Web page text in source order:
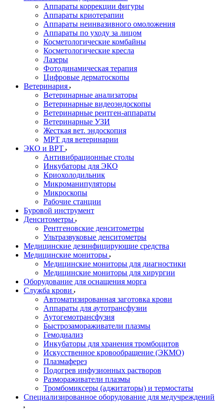
Аппараты коррекции фигуры
Аппараты криотерапии
Аппараты неинвазивного омоложения
Аппараты по уходу за лицом
Косметологические комбайны
Косметологические кресла
Лазеры
Фотодинамическая терапия
Цифровые дерматоскопы
Ветеринария
Ветеринарные анализаторы
Ветеринарные видеоэндоскопы
Ветеринарные рентген-аппараты
Ветеринарные УЗИ
Жесткая вет. эндоскопия
МРТ для ветеринарии
ЭКО и ВРТ
Антивибрационные столы
Инкубаторы для ЭКО
Криохолодильник
Микроманипуляторы
Микроскопы
Рабочие станции
Буровой инструмент
Денситометры
Рентгеновские денситометры
Ультразвуковые денситометры
Медицинские дезинфицирующие средства
Медицинские мониторы
Медицинские мониторы для диагностики
Медицинские мониторы для хирургии
Оборудование для оснащения морга
Служба крови
Автоматизированная заготовка крови
Аппараты для аутотрансфузии
Аутогемотрансфузия
Быстрозамораживатели плазмы
Гемодиализ
Инкубаторы для хранения тромбоцитов
Искусственное кровообращение (ЭКМО)
Плазмаферез
Подогрев инфузионных растворов
Размораживатели плазмы
Тромбомиксеры (аджитаторы) и термостаты
Специализированное оборудование для медучреждений